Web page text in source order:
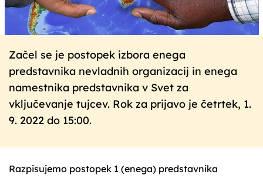
Začel se je postopek izbora enega
predstavnika nevladnih organizacij in enega
namestnika predstavnika v Svet za
vključevanje tujcev. Rok za prijavo je četrtek, 1.
9. 2022 do 15:00.
Razpisujemo postopek 1 (enega) predstavnika